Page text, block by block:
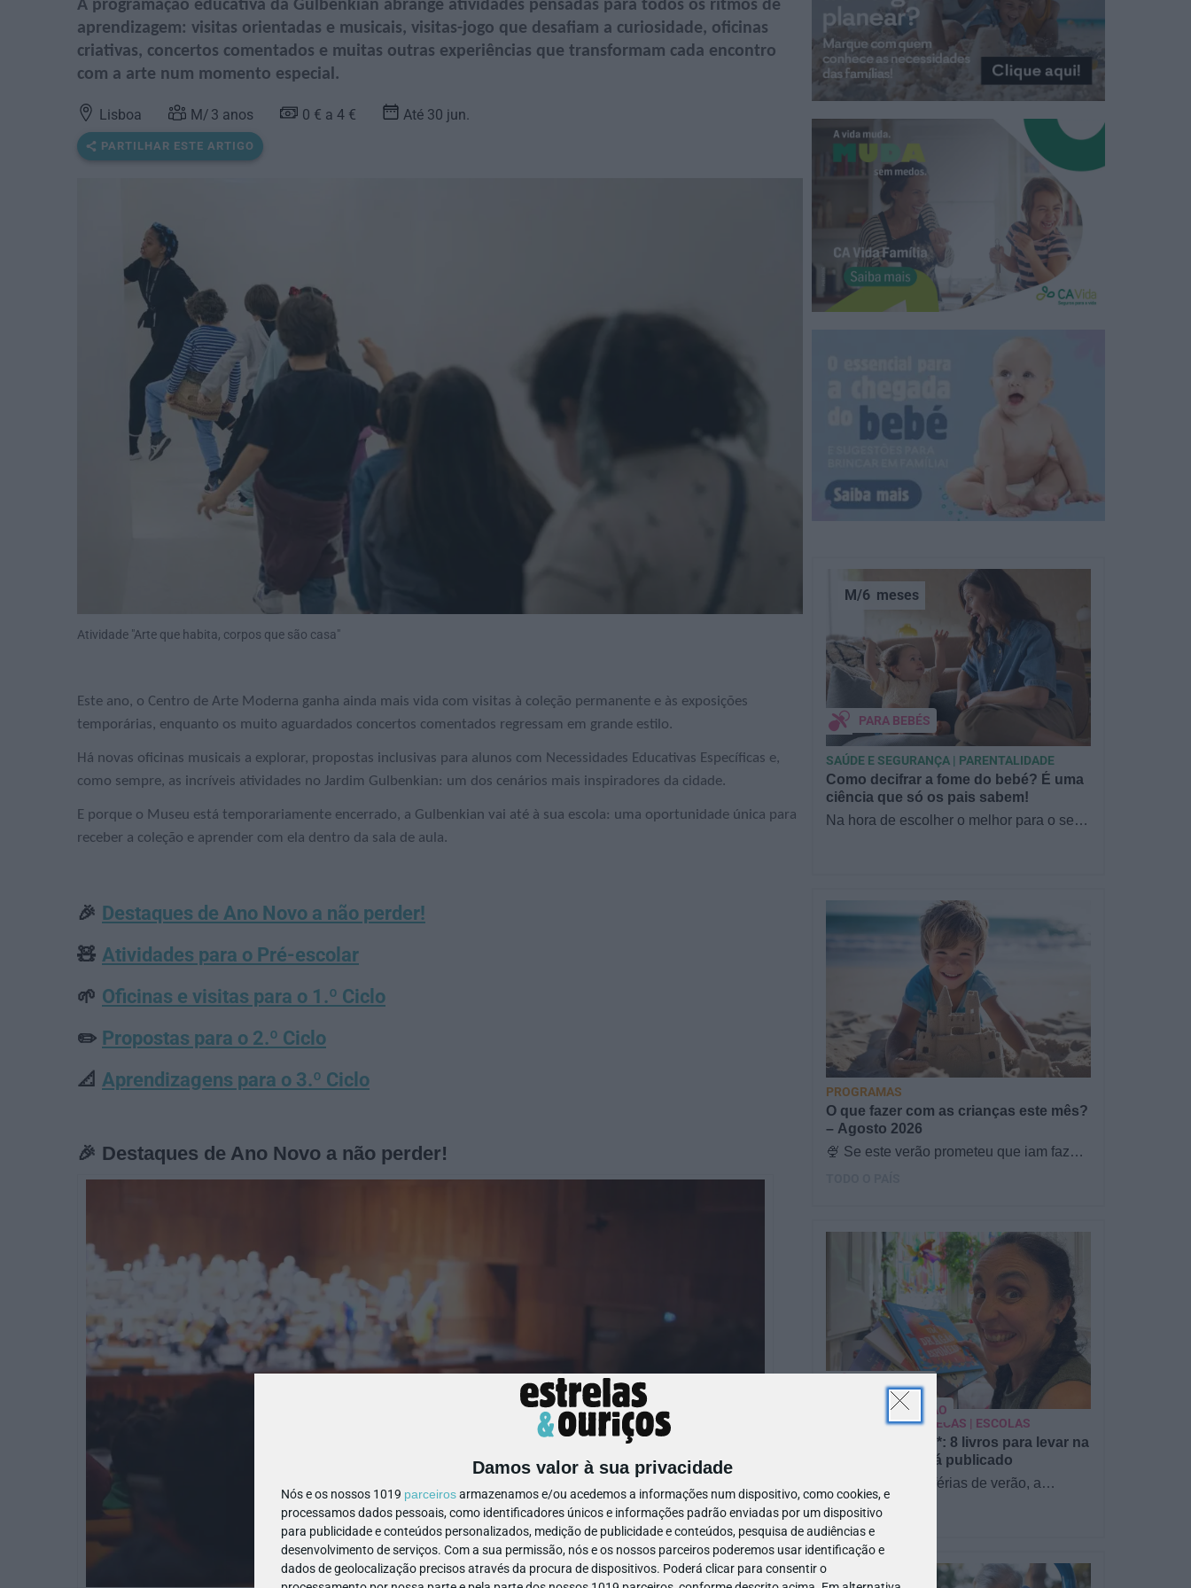
Damos valor à sua privacidade
Nós e os nossos 1019 parceirosarmazenamos e/ou acedemos a informações num dispositivo, como cookies, e
processamos dados pessoais, como identificadores únicos e informações padrão enviadas por um dispositivo
para publicidade e conteúdos personalizados, medição de publicidade e conteúdos, pesquisa de audiências e
desenvolvimento de serviços. Com a sua permissão, nós e os nossos parceiros poderemos usar identificação e
dados de geolocalização precisos através da procura de dispositivos. Poderá clicar para consentir o
A programação educativa da Gulbenkian abrange atividades pensadas para todos os ritmos de
aprendizagem: visitas orientadas e musicais, visitas-jogo que desafiam a curiosidade, oficinas
criativas, concertos comentados e muitas outras experiências que transformam cada encontro
com a arte num momento especial.
Lisboa 3 anos 0 € a 4 € Até 30 jun.
PARTILHAR ESTE ARTIGO
Atividade "Arte que habita, corpos que são casa"
Este ano, o Centro de Arte Moderna ganha ainda mais vida com visitas à coleção permanente e às exposições
temporárias, enquanto os muito aguardados concertos comentados regressam em grande estilo.
Há novas oficinas musicais a explorar, propostas inclusivas para alunos com Necessidades Educativas Específicas e,
como sempre, as incríveis atividades no Jardim Gulbenkian: um dos cenários mais inspiradores da cidade.
E porque o Museu está temporariamente encerrado, a Gulbenkian vai até à sua escola: uma oportunidade única para
receber a coleção e aprender com ela dentro da sala de aula.
🎉 Destaques de Ano Novo a não perder!
🧸 Atividades para o Pré-escolar
🌱 Oficinas e visitas para o 1.º Ciclo
✏️ Propostas para o 2.º Ciclo
📐 Aprendizagens para o 3.º Ciclo
🎉 Destaques de Ano Novo a não perder!
Como decifrar a fome do bebé? É uma
ciência que só os pais sabem!
Na hora de escolher o melhor para o seu
M/6 meses
PARA BEBÉS
SAÚDE E SEGURANÇA | PARENTALIDADE
O que fazer com as crianças este mês?
– Agosto 2026
🍨 Se este verão prometeu que iam fazer
PROGRAMAS
Pré-visualização*: 8 livros para levar na
mala de férias - já publicado
Para celebrar as férias de verão, a
Estrelas & Ouriços fez uma parceria com
a Sofia Vieira, da livraria…
PARA BEBÉS
PRÉ-VISUALIZAÇÃO
CONTOS E BIBLIOTECAS | ESCOLAS